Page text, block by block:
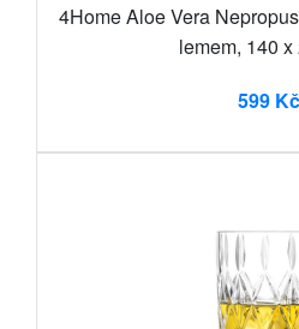
4Home Aloe Vera
lemem, 140 x
599 Kč